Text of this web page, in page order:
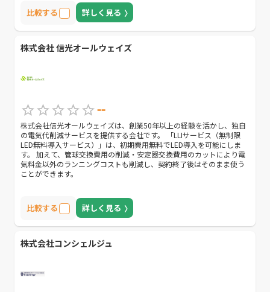
比較する 詳しく見る
株式会社 信光オールウェイズ
--
株式会社信光オールウェイズは、創業50年以上の経験を活かし、独自
の電気代削減サービスを提供する会社です。 「LLIサービス（無制限
LED無料導入サービス）」は、初期費用無料でLED導入を可能にしま
す。 加えて、管球交換費用の削減・安定器交換費用のカットにより電
気料金以外のランニングコストも削減し、契約終了後はそのまま使う
ことができます。
比較する 詳しく見る
株式会社コンシェルジュ